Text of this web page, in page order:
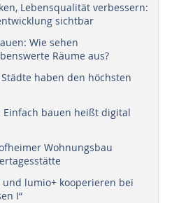
Lebensqualität verbessern:
sichtbar
Wie sehen
Räume aus?
haben den höchsten
Einfach bauen heißt digital
Wohnungsbau
und lumio+ kooperieren bei
I“